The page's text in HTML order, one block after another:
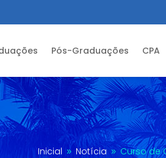
Pós-Graduações CPA
Inicial 9 Notícia 9 Curso de